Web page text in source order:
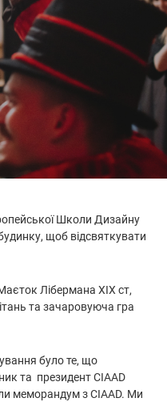
Школи Дизайну
щоб відсвяткувати
Лібермана ХІХ ст,
та зачаровуюча гра
було те, що
та президентCIAAD
меморандум зCIAAD. Ми